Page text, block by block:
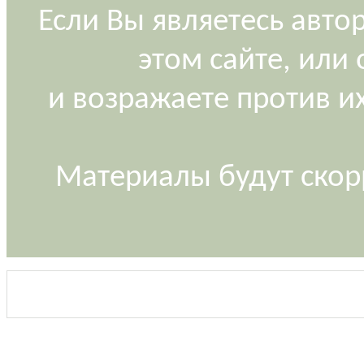
Если Вы являетесь
этом сайте, или
и возражаете против
Материалы будут